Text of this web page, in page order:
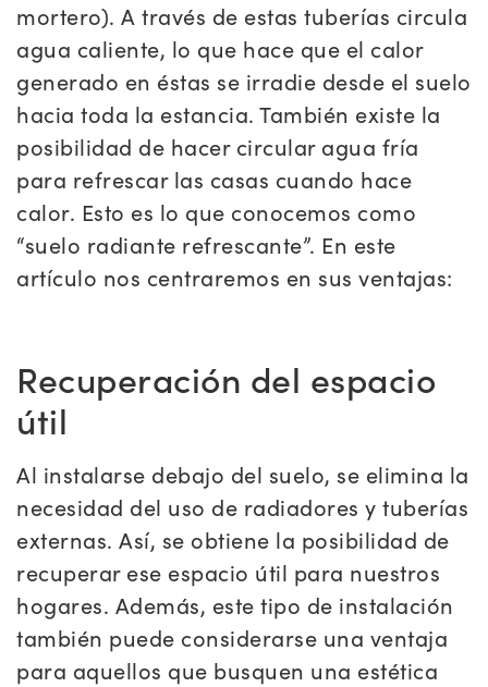
mortero). A través de estas tuberías circula
agua caliente, lo que hace que el calor
generado en éstas se irradie desde el suelo
hacia toda la estancia. También existe la
posibilidad de hacer circular agua fría
para refrescar las casas cuando hace
calor. Esto es lo que conocemos como
“suelo radiante refrescante”. En este
artículo nos centraremos en sus ventajas:
Recuperación del espacio
útil
Al instalarse debajo del suelo, se elimina la
necesidad del uso de radiadores y tuberías
externas. Así, se obtiene la posibilidad de
recuperar ese espacio útil para nuestros
hogares. Además, este tipo de instalación
también puede considerarse una ventaja
para aquellos que busquen una estética